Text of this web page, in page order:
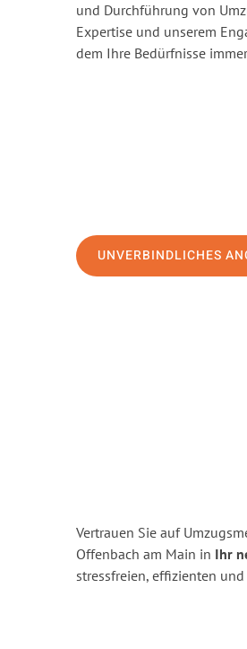
und Durchführung von
Expertise und unserem
dem Ihre Bedürfnisse
UNVERBINDLICHES
Vertrauen Sie auf
Offenbach am Main in Ihr
stressfreien, effizienten